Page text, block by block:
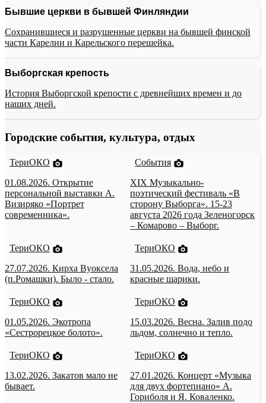
Бывшие церкви в бывшей Финляндии
Сохранившиеся и разрушенные церкви на бывшей финской
части Карелии и Карельского перешейка.
Выборгская крепость
История Выборгской крепости с древнейших времен и до
наших дней.
Городские события, культура, отдых
ТериОКО
01.08.2026. Открытие
персональной выставки А.
Визиряко «Портрет
современника».
События
XIX Музыкально-
поэтический фестиваль «В
сторону Выборга». 15-23
августа 2026 года Зеленогорск
– Комарово – Выборг.
ТериОКО
27.07.2026. Кирха Вуоксела
(п.Ромашки). Было - стало.
ТериОКО
31.05.2026. Вода, небо и
красные шарики.
ТериОКО
01.05.2026. Экотропа
«Сестрорецкое болото».
ТериОКО
15.03.2026. Весна. Залив подо
льдом, солнечно и тепло.
ТериОКО
13.02.2026. Закатов мало не
бывает.
ТериОКО
27.01.2026. Концерт «Музыка
для двух фортепиано» А.
Гориболя и Я. Коваленко.